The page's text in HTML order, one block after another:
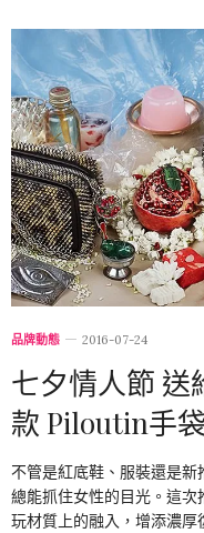
品牌動態 2016-07-24
七夕情人節 送
款 Piloutin手袋
不管是紅底鞋、服裝還是
總能抓住女性的目光。這
玩材質上的融入，增添濃厚